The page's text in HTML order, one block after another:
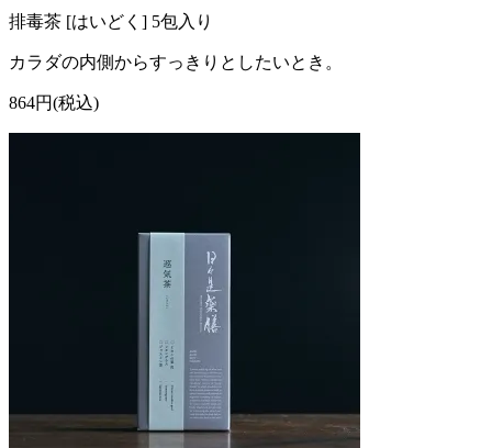
排毒茶 [はいどく] 5包入り
カラダの内側からすっきりとしたいとき。
864円(税込)